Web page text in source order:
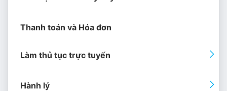
Thanh toán và Hóa đơn
Làm thủ tục trực tuyến
Hành lý